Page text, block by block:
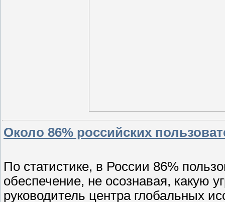
Около 86% российских
По статистике, в России 86%
обеспечение, не осознавая, какую
руководитель центра глобальных